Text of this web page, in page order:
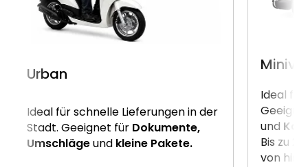
Urban
Ideal für schnelle Lieferungen in der
Stadt. Geeignet für Dokumente,
Umschlägeund kleine Pakete.
Ideal für
und
Bis zu 2
von